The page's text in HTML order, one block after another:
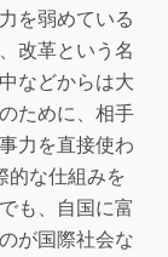
を弱めている
改革という名
などからは大
ために、相手
力を直接使わ
的な仕組みを
も、自国に富
が国際社会な